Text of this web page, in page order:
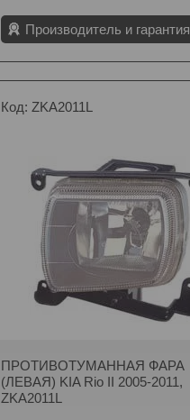
Производитель и гарантия
ZKA2011L
ПРОТИВОТУМАННАЯ ФАРА
(ЛЕВАЯ) KIA Rio II 2005-2011,
ZKA2011L